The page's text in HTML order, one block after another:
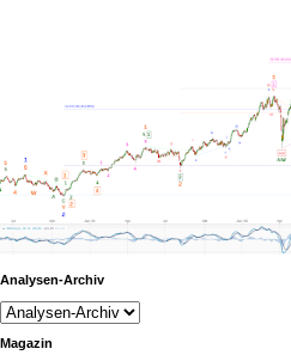
Analysen-Archiv
Magazin